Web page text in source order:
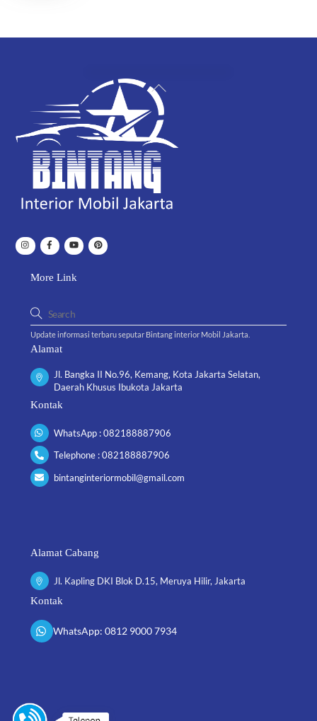
Back
To
Top
More Link
Update informasi terbaru seputar Bintang interior Mobil Jakarta.
Alamat
Jl. Bangka II No.96, Kemang, Kota Jakarta Selatan,
Daerah Khusus Ibukota Jakarta
Kontak
WhatsApp : 082188887906
Telephone : 082188887906
bintanginteriormobil@gmail.com
Alamat Cabang
Jl. Kapling DKI Blok D.15, Meruya Hilir, Jakarta
Kontak
WhatsApp: 0812 9000 7934